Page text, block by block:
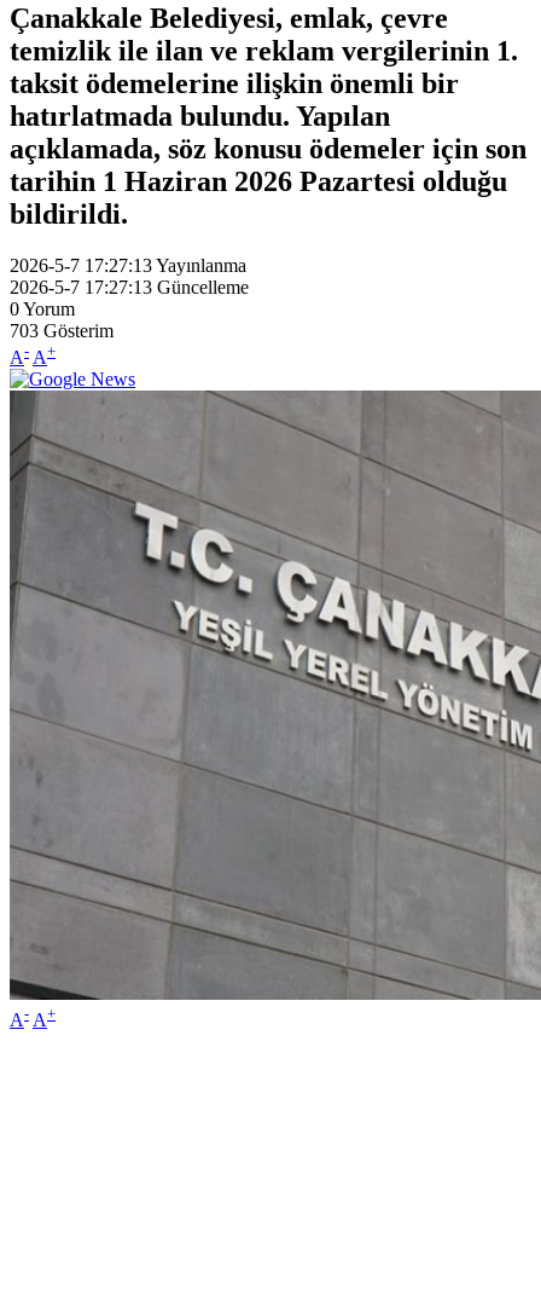
Çanakkale Belediyesi, emlak, çevre
temizlik ile ilan ve reklam vergilerinin 1.
taksit ödemelerine ilişkin önemli bir
hatırlatmada bulundu. Yapılan
açıklamada, söz konusu ödemeler için son
tarihin 1 Haziran 2026 Pazartesi olduğu
bildirildi.
2026-5-7 17:27:13Yayınlanma
2026-5-7 17:27:13 Güncelleme
0Yorum
703 Gösterim
A- A+
A- A+